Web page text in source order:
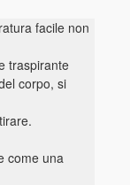
facile non
traspirante
corpo, si
come una